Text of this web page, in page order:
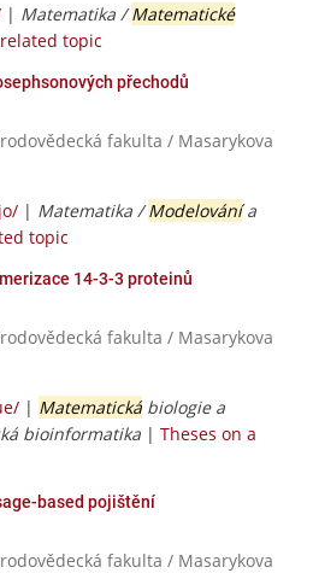
| Matematika /Matematické
topic
přechodů
fakulta / Masarykova
| Matematika /Modelovánía
topic
14-3-3 proteinů
fakulta / Masarykova
| Matematickábiologie a
bioinformatika | Theses on a
based pojištění
fakulta / Masarykova